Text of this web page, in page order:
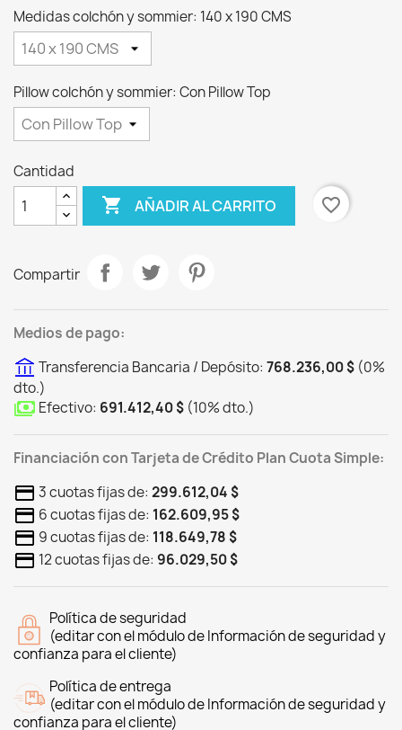
Medidas colchón y sommier: 140 x 190 CMS
Pillow colchón y sommier: Con Pillow Top
Cantidad
 AÑADIR AL CARRITO favorite_border
Compartir
Medios de pago:
Transferencia Bancaria / Depósito: 768.236,00 $ (0%
dto.)
Efectivo: 691.412,40 $ (10%dto.)
Financiación con Tarjeta de Crédito Plan Cuota Simple:
3 cuotas fijas de: 299.612,04 $
6 cuotas fijas de: 162.609,95 $
9 cuotas fijas de: 118.649,78 $
12 cuotas fijas de: 96.029,50 $
Política de seguridad
(editar con el módulo de Información de seguridad y
confianza para el cliente)
Política de entrega
(editar con el módulo de Información de seguridad y
confianza para el cliente)